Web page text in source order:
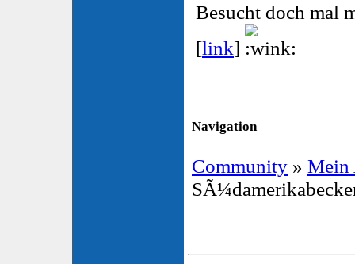
Besucht doch mal
[link]
Navigation
Community » Mein